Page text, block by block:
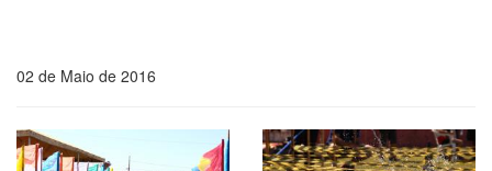
02 de Maio de 2016